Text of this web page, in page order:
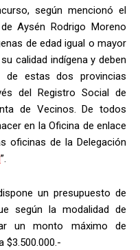
según mencionó el
Aysén Rodrigo Moreno
de edad igual o mayor
calidad indígena y deben
de estas dos provincias
del Registro Social de
de Vecinos. De todos
en la Oficina de enlace
oficinas de la Delegación
”.
un presupuesto de
según la modalidad de
un monto máximo de
$3.500.000.-